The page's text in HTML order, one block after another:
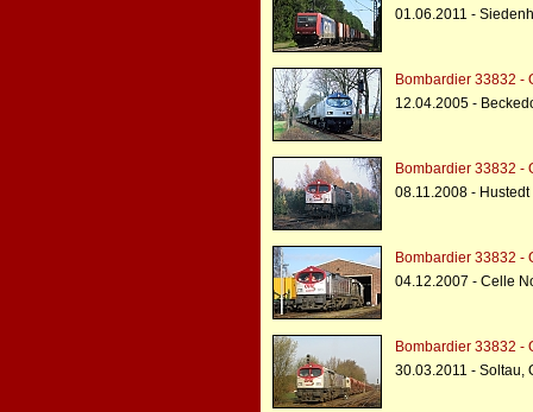
01.06.2011 -
Bombardier 33832 -
12.04.2005 -
Bombardier 33832 -
08.11.2008 - Hustedt
Bombardier 33832 -
04.12.2007 - Celle
Bombardier 33832 -
30.03.2011 - Soltau,